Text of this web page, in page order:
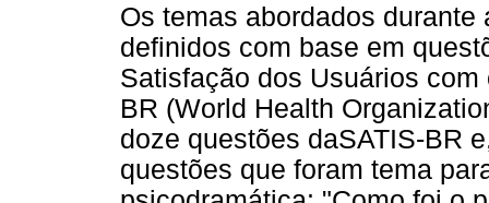
Os temas abordados
definidos com base em
Satisfação dos Usuários
BR (World Health
doze questões daSATIS-BR
questões que foram tema